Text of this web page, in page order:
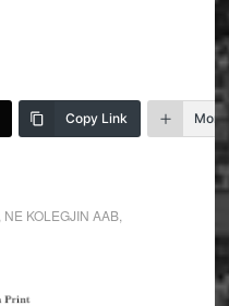
Copy Link More
NE KOLEGJIN AAB,